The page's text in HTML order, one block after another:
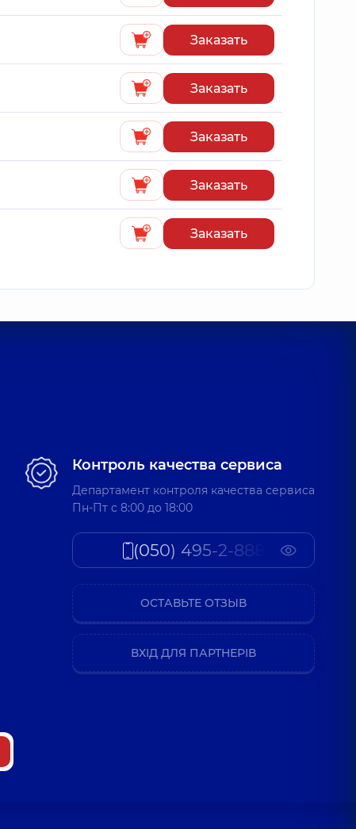
Заказать
Заказать
Заказать
Заказать
Заказать
Контроль качества сервиса
Департамент контроля качества сервиса
Пн-Пт c 8:00 до 18:00
(050) 495-2-888
ОСТАВЬТЕ ОТЗЫВ
ВХІД ДЛЯ ПАРТНЕРІВ